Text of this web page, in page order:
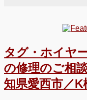
タグ・ホイヤ
の修理のご相
知県愛西市／K